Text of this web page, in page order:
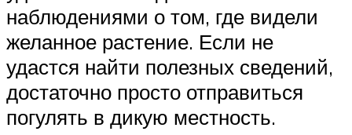
наблюдениями о том, где видели
желанное растение. Если не
удастся найти полезных сведений,
достаточно просто отправиться
погулять в дикую местность.